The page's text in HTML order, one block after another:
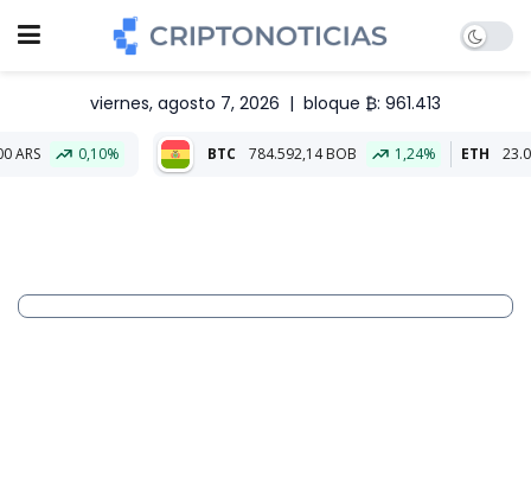
viernes, agosto 7, 2026 | bloque ₿: 961.413
BTC 784.592,14 BOB 1,24% ETH 23.008,37 BOB